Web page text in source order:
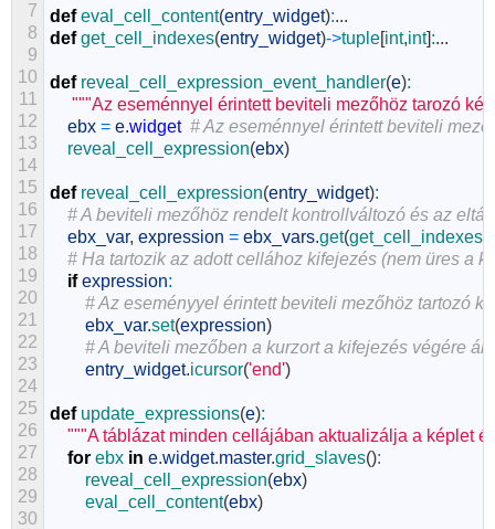
7
8
9
10
11
12
13
14
15
16
17
18
19
20
21
22
23
24
25
26
27
28
29
30
def eval_cell_content(entry_widget):...
def get_cell_indexes(entry_widget)->tuple[int,int]:...
def reveal_cell_expression_event_handler(e):
"""Az eseménnyel érintett beviteli mezőhöz tarozó
ebx = e.widget # Az eseménnyel érintett beviteli mező.
reveal_cell_expression(ebx)
def reveal_cell_expression(entry_widget):
# A beviteli mezőhöz rendelt kontrollváltozó és az
ebx_var, expression = ebx_vars.get(get_cell_indexes
# Ha tartozik az adott cellához kifejezés (nem üres a
if expression:
# Az eseményyel érintett beviteli mezőhöz tartozó
ebx_var.set(expression)
# A beviteli mezőben a kurzort a kifejezés végére
entry_widget.icursor('end')
def update_expressions(e):
"""A táblázat minden cellájában aktualizálja a képlet
for ebx in e.widget.master.grid_slaves():
reveal_cell_expression(ebx)
eval_cell_content(ebx)